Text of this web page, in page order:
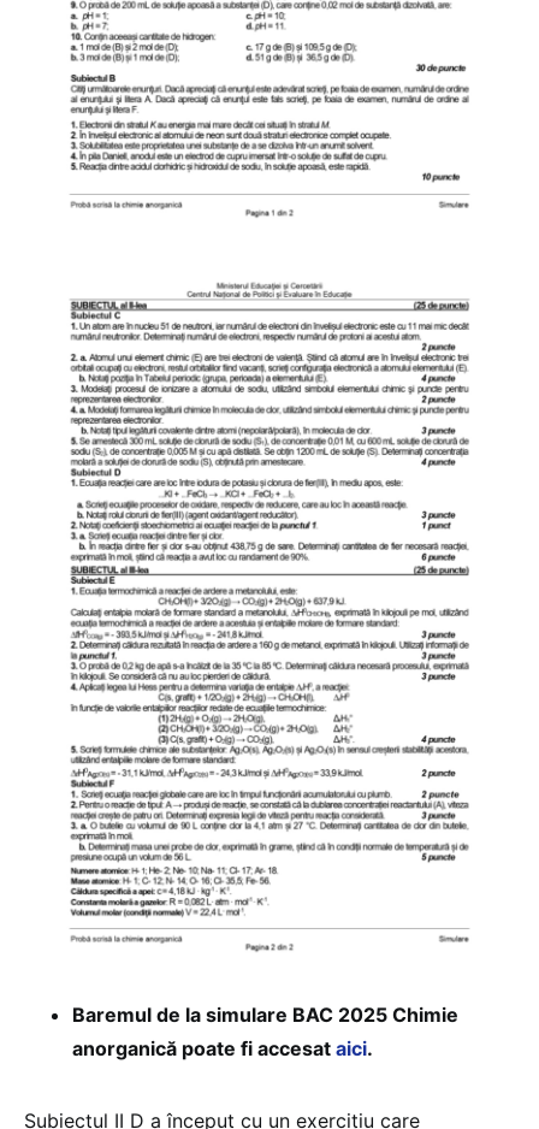
Baremul de la simulare BAC 2025 Chimie
anorganică poate fi accesat aici.
Subiectul II D a început cu un exercițiu care